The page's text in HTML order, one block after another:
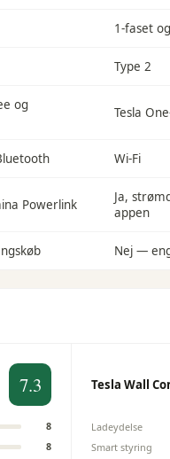
1-faset
Type 2
og
Tesla
Wi-Fi
Powerlink
Ja,
appen
Nej —
7.3
8
8
Tesla Wall
Ladeydelse
Smart styring